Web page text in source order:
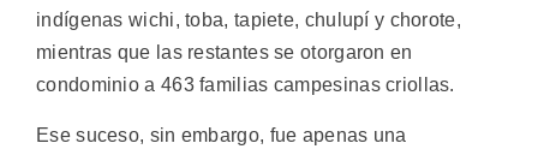
indígenas wichi, toba, tapiete, chulupí y chorote,
mientras que las restantes se otorgaron en
condominio a 463 familias campesinas criollas.
Ese suceso, sin embargo, fue apenas una